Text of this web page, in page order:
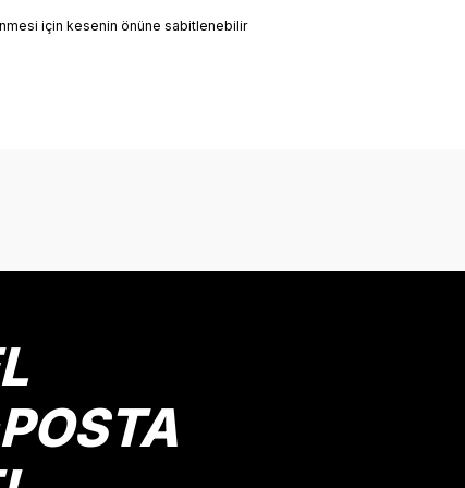
için kesenin önüne sabitlenebilir